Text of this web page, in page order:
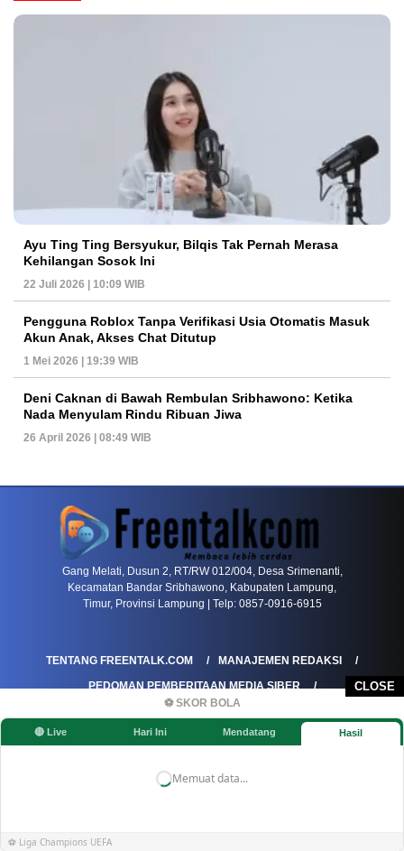
CLOSE
⚽ SKOR BOLA
🔴 Live Hari Ini Mendatang Hasil
Memuat data...
⚽ Liga Champions UEFA
Ayu Ting Ting Bersyukur, Bilqis Tak Pernah Merasa
Kehilangan Sosok Ini
22 Juli 2026 | 10:09 WIB
Pengguna Roblox Tanpa Verifikasi Usia Otomatis Masuk
Akun Anak, Akses Chat Ditutup
1 Mei 2026 | 19:39 WIB
Deni Caknan di Bawah Rembulan Sribhawono: Ketika
Nada Menyulam Rindu Ribuan Jiwa
26 April 2026 | 08:49 WIB
Gang Melati, Dusun 2, RT/RW 012/004, Desa Srimenanti,
Kecamatan Bandar Sribhawono, Kabupaten Lampung,
Timur, Provinsi Lampung | Telp: 0857-0916-6915
TENTANG FREENTALK.COM
MANAJEMEN REDAKSI
PEDOMAN PEMBERITAAN MEDIA SIBER
PEDOMAN PEMBERITAAN RAMAH ANAK
KOREKSI & KLARIFIKASI
KEBIJAKAN IKLAN / ADVERTORIAL